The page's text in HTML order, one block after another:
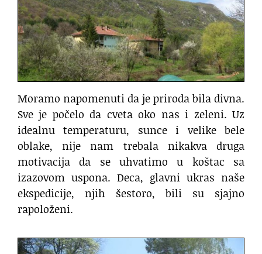
Moramo napomenuti da je priroda bila divna.
Sve je počelo da cveta oko nas i zeleni. Uz
idealnu temperaturu, sunce i velike bele
oblake, nije nam trebala nikakva druga
motivacija da se uhvatimo u koštac sa
izazovom uspona. Deca, glavni ukras naše
ekspedicije, njih šestoro, bili su sjajno
rapoloženi.